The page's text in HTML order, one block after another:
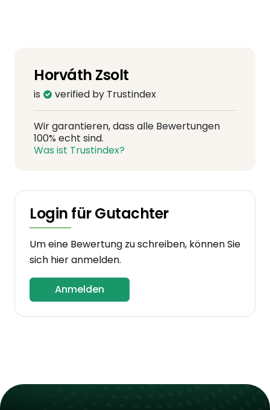
Horváth Zsolt
is verified by Trustindex
Wir garantieren, dass alle Bewertungen
100% echt sind.
Was ist Trustindex?
Login für Gutachter
Um eine Bewertung zu schreiben, können Sie
sich hier anmelden.
Anmelden